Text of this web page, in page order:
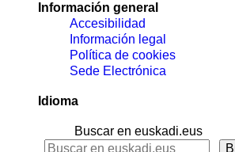
Información general
Accesibilidad
Información legal
Política de cookies
Sede Electrónica
Idioma
Buscar en euskadi.eus